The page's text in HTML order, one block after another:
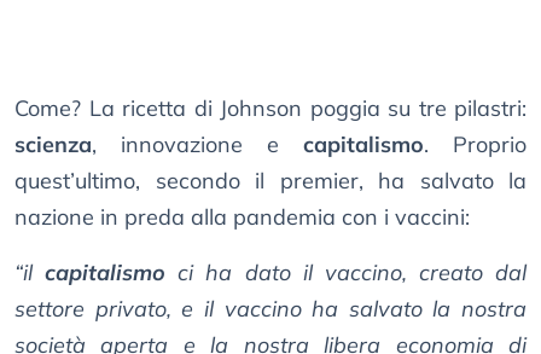
Come? La ricetta di Johnson poggia su tre pilastri:
scienza, innovazione e capitalismo. Proprio
quest’ultimo, secondo il premier, ha salvato la
nazione in preda alla pandemia con i vaccini:
“ilcapitalismo ci ha dato il vaccino, creato dal
settore privato, e il vaccino ha salvato la nostra
società aperta e la nostra libera economia di